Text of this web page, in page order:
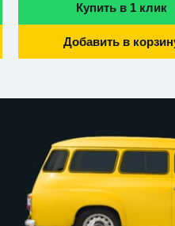
Купить в 1 клик
Добавить в